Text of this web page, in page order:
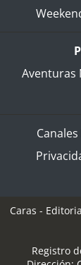
Aventuras
Canales
Caras -
Registro